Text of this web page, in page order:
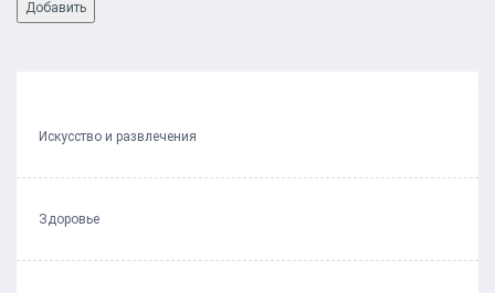
Искусство и развлечения
Здоровье